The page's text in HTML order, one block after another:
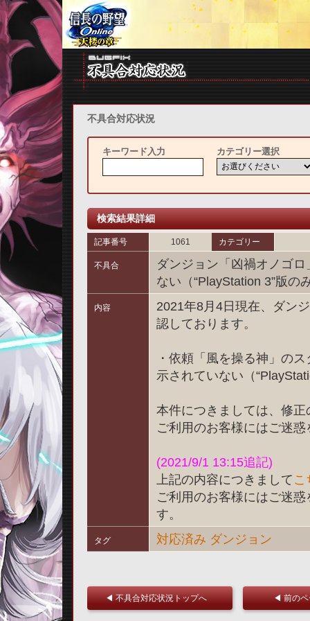
不具合対応状況
キーワード入力 カテゴリー選択
検索結果詳細
記事番号 1061 カテゴリー
不具合
ダンジョン「凶禍オノゴ
ない（“PlayStation 3”版の
内容
2021年8月4日現在、ダン
認しております。
・依頼「風を操る神」の
示されていない（
本件につきましては、修
ご利用のお客様にはご迷
(2021/9/1 13:15追記)
上記の内容につきましてこ
ご利用のお客様にはご迷
す。
タグ 対応済み ダンジョン
◀ 不具合対応状況トップへ ◀ 前の